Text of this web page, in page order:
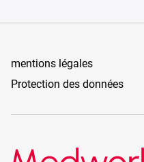
mentions légales
Protection des données
Medworld AG